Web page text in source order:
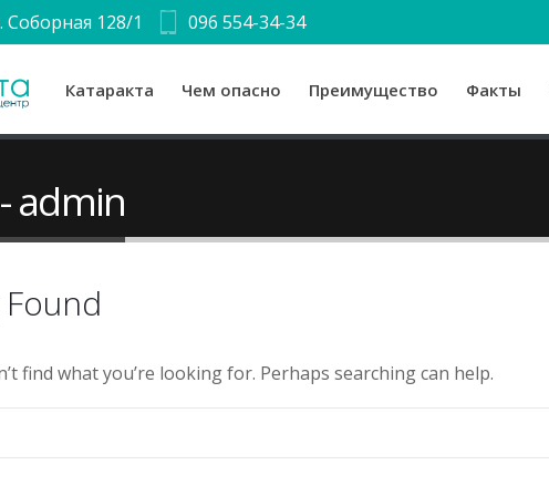
Соборная 128/1 096 554-34-34
Катаракта Чем опасно Преимущество Факты
admin
find what you’re looking for. Perhaps searching can help.